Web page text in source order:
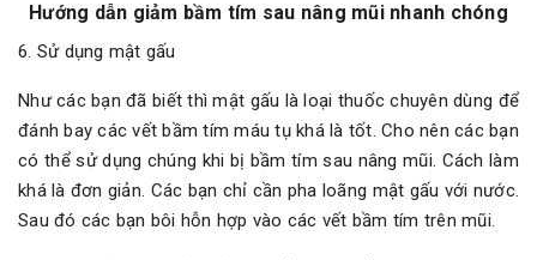
Hướng dẫn giảm bầm tím sau nâng mũi nhanh chóng
6. Sử dụng mật gấu
Như các bạn đã biết thì mật gấu là loại thuốc chuyên dùng để
đánh bay các vết bầm tím máu tụ khá là tốt. Cho nên các bạn
có thể sử dụng chúng khi bị bầm tím sau nâng mũi. Cách làm
khá là đơn giản. Các bạn chỉ cần pha loãng mật gấu với nước.
Sau đó các bạn bôi hỗn hợp vào các vết bầm tím trên mũi.